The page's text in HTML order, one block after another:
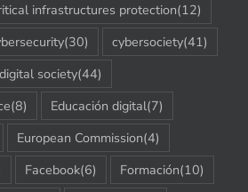
infrastructures protection(12)
(30) cybersociety(41)
digital society(44)
(8) Educación digital(7)
European Commission(4)
Facebook(6) Formación(10)